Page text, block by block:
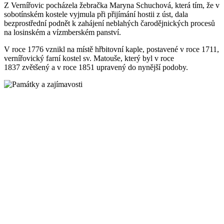
Z Vernířovic pocházela žebračka Maryna Schuchová, která tím, že v
sobotínském kostele vyjmula při přijímání hostii z úst, dala
bezprostřední podnět k zahájení neblahých čarodějnických procesů
na losinském a vízmberském panství.
V roce 1776 vznikl na místě hřbitovní kaple, postavené v roce 1711,
vernířovický farní kostel sv. Matouše, který byl v roce
1837 zvětšený a v roce 1851 upravený do nynější podoby.